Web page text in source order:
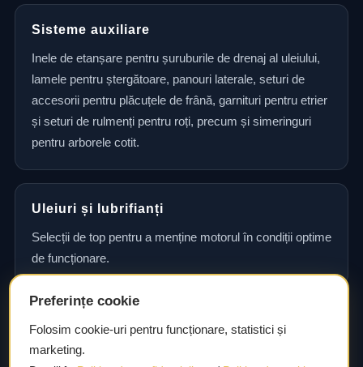
Sisteme auxiliare
Inele de etanșare pentru șuruburile de drenaj al uleiului,
lamele pentru ștergătoare, panouri laterale, seturi de
accesorii pentru plăcuțele de frână, garnituri pentru etrier
și seturi de rulmenți pentru roți, precum și simeringuri
pentru arborele cotit.
Uleiuri și lubrifianți
Selecții de top pentru a menține motorul în condiții optime
de funcționare.
Consultanță și asistență tehnică
Consultanță și asistență tehnică pentru alegerea pieselor
Preferințe cookie
Folosim cookie-uri pentru funcționare, statistici și
marketing.